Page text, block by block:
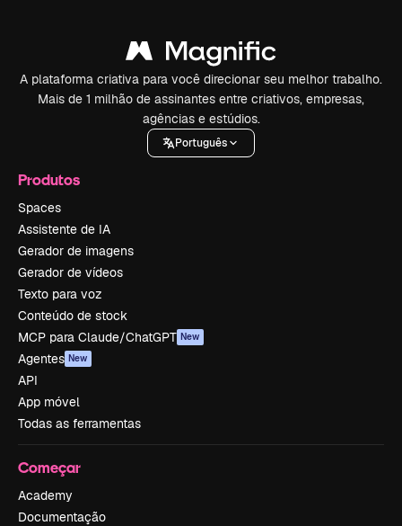
A plataforma criativa para você direcionar seu melhor trabalho.
Mais de 1 milhão de assinantes entre criativos, empresas,
agências e estúdios.
Português
Produtos
Spaces
Assistente de IA
Gerador de imagens
Gerador de vídeos
Texto para voz
Conteúdo de stock
MCP para Claude/ChatGPT New
Agentes New
API
App móvel
Todas as ferramentas
Começar
Academy
Documentação